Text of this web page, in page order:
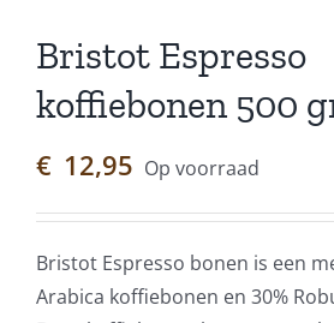
Bristot Espresso
koffiebonen 500
€ 12,95 Op voorraad
Bristot Espresso bonen is een
Arabica koffiebonen en 30%